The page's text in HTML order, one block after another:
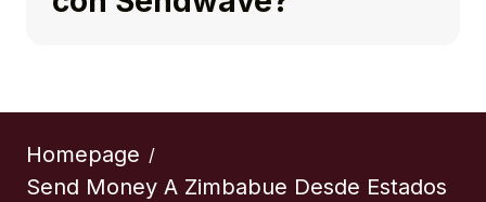
Homepage /
Send Money A Zimbabue Desde Estados